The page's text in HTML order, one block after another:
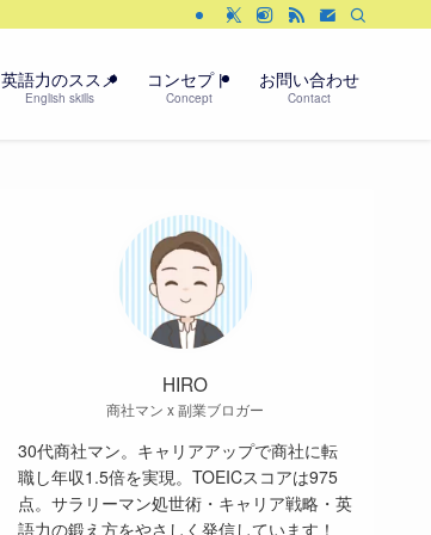
英語力のススメ
English skills
コンセプト
Concept
お問い合わせ
Contact
HIRO
商社マン x 副業ブロガー
30代商社マン。キャリアアップで商社に転
職し年収1.5倍を実現。TOEICスコアは975
点。サラリーマン処世術・キャリア戦略・英
語力の鍛え方をやさしく発信しています！